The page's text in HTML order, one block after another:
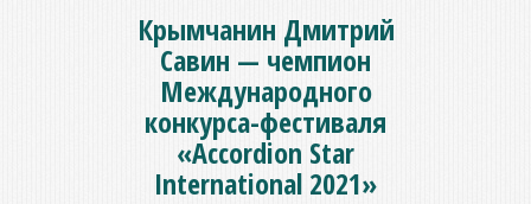
Крымчанин Дмитрий
Савин — чемпион
Международного
конкурса-фестиваля
«Accordion Star
International 2021»